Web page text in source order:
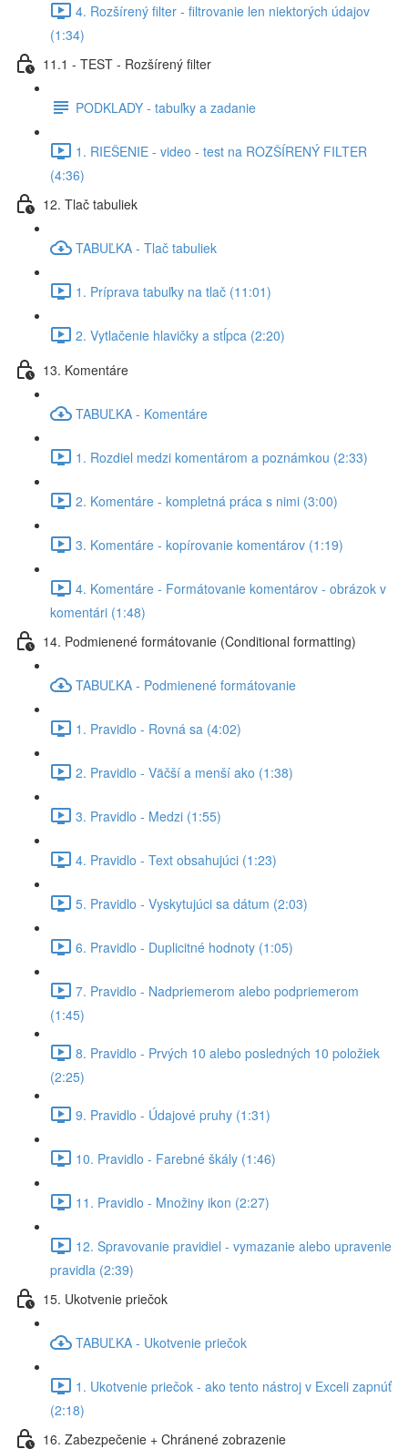
4. Rozšírený filter - filtrovanie len niektorých údajov
(1:34)
11.1 - TEST - Rozšírený filter
PODKLADY - tabuľky a zadanie
1. RIEŠENIE - video - test na ROZŠÍRENÝ FILTER
(4:36)
12. Tlač tabuliek
TABUĽKA - Tlač tabuliek
1. Príprava tabuľky na tlač (11:01)
2. Vytlačenie hlavičky a stĺpca (2:20)
13. Komentáre
TABUĽKA - Komentáre
1. Rozdiel medzi komentárom a poznámkou (2:33)
2. Komentáre - kompletná práca s nimi (3:00)
3. Komentáre - kopírovanie komentárov (1:19)
4. Komentáre - Formátovanie komentárov - obrázok v
komentári (1:48)
14. Podmienené formátovanie (Conditional formatting)
TABUĽKA - Podmienené formátovanie
1. Pravidlo - Rovná sa (4:02)
2. Pravidlo - Väčší a menší ako (1:38)
3. Pravidlo - Medzi (1:55)
4. Pravidlo - Text obsahujúci (1:23)
5. Pravidlo - Vyskytujúci sa dátum (2:03)
6. Pravidlo - Duplicitné hodnoty (1:05)
7. Pravidlo - Nadpriemerom alebo podpriemerom
(1:45)
8. Pravidlo - Prvých 10 alebo posledných 10 položiek
(2:25)
9. Pravidlo - Údajové pruhy (1:31)
10. Pravidlo - Farebné škály (1:46)
11. Pravidlo - Množiny ikon (2:27)
12. Spravovanie pravidiel - vymazanie alebo upravenie
pravidla (2:39)
15. Ukotvenie priečok
TABUĽKA - Ukotvenie priečok
1. Ukotvenie priečok - ako tento nástroj v Exceli zapnúť
(2:18)
16. Zabezpečenie + Chránené zobrazenie